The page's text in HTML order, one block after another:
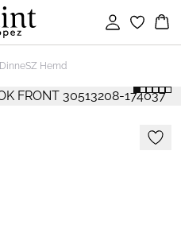
Einloggen
DinneSZ Hemd